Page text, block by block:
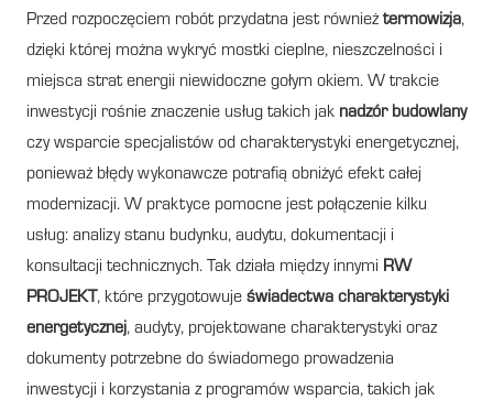
Przed rozpoczęciem robót przydatna jest również termowizja,
dzięki której można wykryć mostki cieplne, nieszczelności i
miejsca strat energii niewidoczne gołym okiem. W trakcie
inwestycji rośnie znaczenie usług takich jak nadzór budowlany
czy wsparcie specjalistów od charakterystyki energetycznej,
ponieważ błędy wykonawcze potrafią obniżyć efekt całej
modernizacji. W praktyce pomocne jest połączenie kilku
usług: analizy stanu budynku, audytu, dokumentacji i
konsultacji technicznych. Tak działa między innymi RW
PROJEKT, które przygotowuje świadectwa charakterystyki
energetycznej, audyty, projektowane charakterystyki oraz
dokumenty potrzebne do świadomego prowadzenia
inwestycji i korzystania z programów wsparcia, takich jak